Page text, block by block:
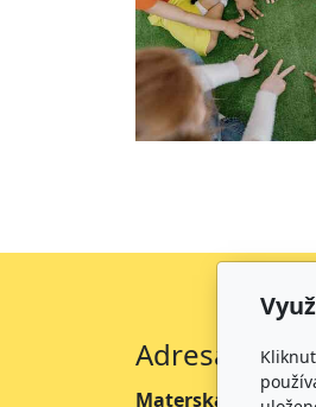
Adresa
Materská škola